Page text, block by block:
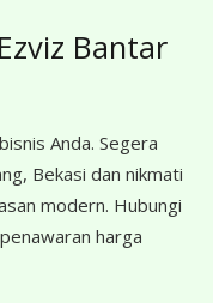
Bantar
Anda. Segera
Bekasi dan nikmati
modern. Hubungi
harga